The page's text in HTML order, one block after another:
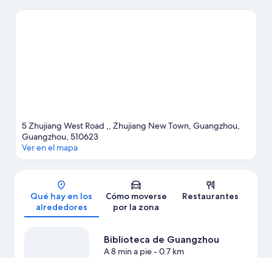
Chimelong Paradise (parque de diversiones). Si quieres
5 Zhujiang West Road ,, Zhujiang New Town, Guangzhou,
Guangzhou, 510623
Ver en el mapa
Qué hay en los
alrededores
Cómo moverse
por la zona
Restaurantes
Biblioteca de Guangzhou
A 8 min a pie- 0.7 km